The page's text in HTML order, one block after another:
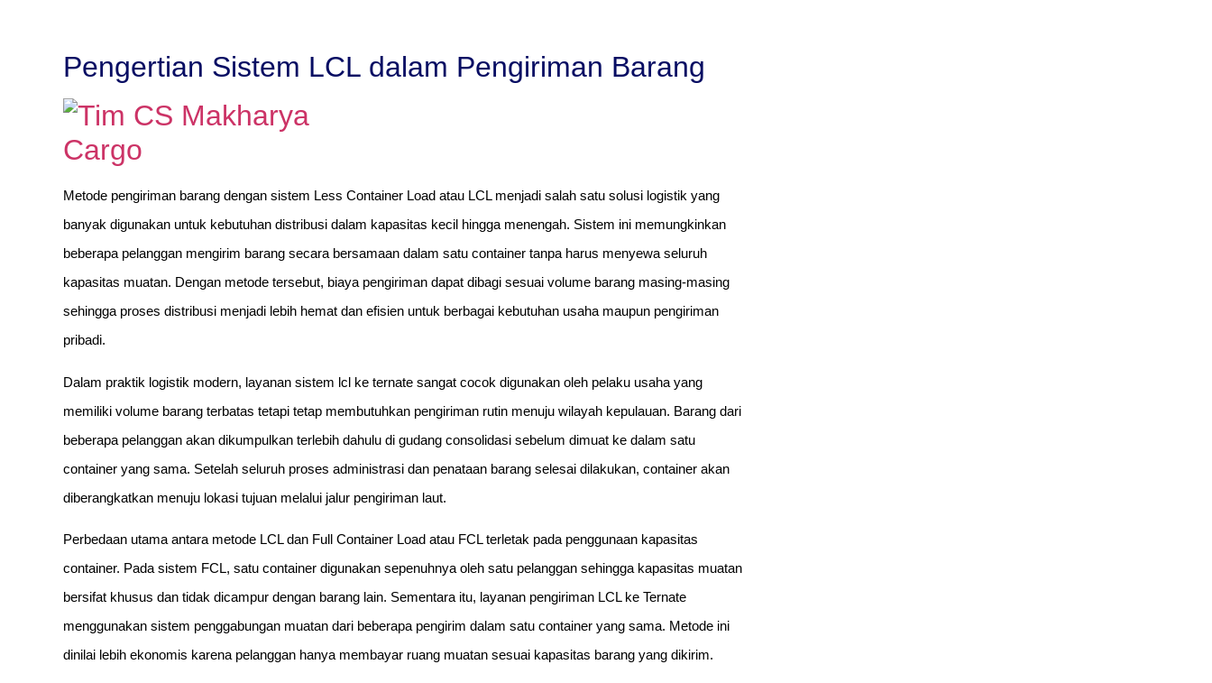
Pengertian Sistem LCL dalam Pengiriman Barang
Metode pengiriman barang dengan sistem Less Container Load atau LCL menjadi salah satu solusi logistik yang
banyak digunakan untuk kebutuhan distribusi dalam kapasitas kecil hingga menengah. Sistem ini memungkinkan
beberapa pelanggan mengirim barang secara bersamaan dalam satu container tanpa harus menyewa seluruh
kapasitas muatan. Dengan metode tersebut, biaya pengiriman dapat dibagi sesuai volume barang masing-masing
sehingga proses distribusi menjadi lebih hemat dan efisien untuk berbagai kebutuhan usaha maupun pengiriman
pribadi.
Dalam praktik logistik modern, layanan sistem lcl ke ternate sangat cocok digunakan oleh pelaku usaha yang
memiliki volume barang terbatas tetapi tetap membutuhkan pengiriman rutin menuju wilayah kepulauan. Barang dari
beberapa pelanggan akan dikumpulkan terlebih dahulu di gudang consolidasi sebelum dimuat ke dalam satu
container yang sama. Setelah seluruh proses administrasi dan penataan barang selesai dilakukan, container akan
diberangkatkan menuju lokasi tujuan melalui jalur pengiriman laut.
Perbedaan utama antara metode LCL dan Full Container Load atau FCL terletak pada penggunaan kapasitas
container. Pada sistem FCL, satu container digunakan sepenuhnya oleh satu pelanggan sehingga kapasitas muatan
bersifat khusus dan tidak dicampur dengan barang lain. Sementara itu, layanan pengiriman LCL ke Ternate
menggunakan sistem penggabungan muatan dari beberapa pengirim dalam satu container yang sama. Metode ini
dinilai lebih ekonomis karena pelanggan hanya membayar ruang muatan sesuai kapasitas barang yang dikirim.